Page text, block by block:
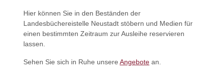
Hier können Sie in den Beständen der
Landesbüchereistelle Neustadt stöbern und Medien für
einen bestimmten Zeitraum zur Ausleihe reservieren
lassen.
Sehen Sie sich in Ruhe unsere Angebote an.